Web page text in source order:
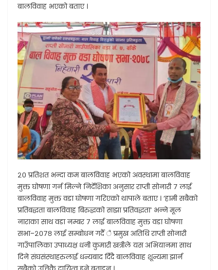
बालविवाह भएको बताए ।
२० प्रतिशत भन्दा कम बालविवाह भएको अवस्थामा बालविवाह
मुक्त घोषणा गर्न मिल्ने निर्देशिका अनुसार राप्ती सोनारी ७ लाई
बालविवाह मुक्त वडा घोषणा गरिएको थापाले बताए । ‘हामी सबैको
प्रतिबद्धता बालविवाह बिरुद्धको साझा प्रतिवद्धता’ भन्ने मूल
नाराका साथ वडा नम्बर ७ लाई बालविवाह मुक्त वडा घोषणा
सभा–२०७८ लाई सम्बोधन गर्दै ै प्रमुख अतिथि राप्ती सोनारी
गाउँपालिका उपाध्यक्ष धनी कुमारी खत्रीले यस अभियानमा साथ
दिने संघसंस्थाहरुलाई धन्यबाद दिँदै बालविवाह शून्यमा झार्न